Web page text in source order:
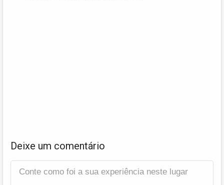
Deixe um comentário